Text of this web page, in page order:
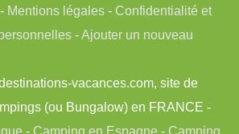
Mentions légales- Confidentialité et
-Ajouter un nouveau
vacances.com, site de
(ou Bungalow) en FRANCE -
- Camping en Espagne- Camping